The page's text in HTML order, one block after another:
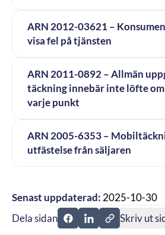
ARN 2012-03621 –
visa fel på tjänsten
ARN 2011-0892 – Allmän
täckning innebär inte löfte
varje punkt
ARN 2005-6353 –
utfästelse från säljaren
Senast uppdaterad: 2025-10-30
Dela sidan
Dela sidan på
Dela sidan på
Skriv ut